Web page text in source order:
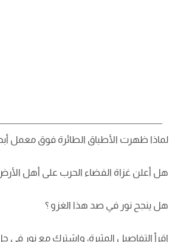
لماذا ظهرت الأطباق الطائرة فوق معمل
هل أعلن غزاة الفضاء الحرب على أهل
هل ينجح نور في صد هذا الغزو ؟
اقرأ التفاصيل المثيرة، واشترك مع نور في